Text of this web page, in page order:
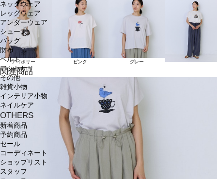
ネックウェア
レッグウェア
アンダーウェア
シューズ
バッグ
財布
ベルト
アクセサリ
その他
雑貨小物
インテリア小物
ネイルケア
OTHERS
新着商品
予約商品
セール
コーディネート
ショップリスト
スタッフ
アイボリー ピンク グレー
関連商品